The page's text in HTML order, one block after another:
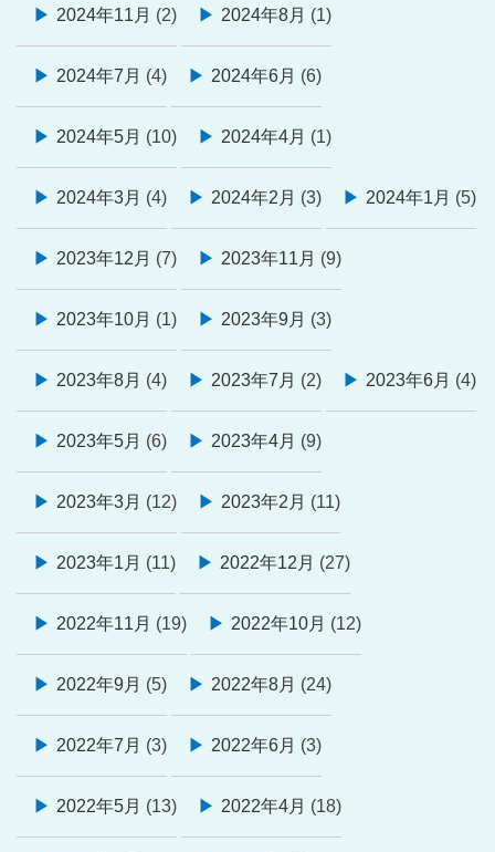
2024年11月 (2) 2024年8月 (1)
2024年7月 (4) 2024年6月 (6)
2024年5月 (10) 2024年4月 (1)
2024年3月 (4) 2024年2月 (3) 2024年1月 (5)
2023年12月 (7) 2023年11月 (9)
2023年10月 (1) 2023年9月 (3)
2023年8月 (4) 2023年7月 (2) 2023年6月 (4)
2023年5月 (6) 2023年4月 (9)
2023年3月 (12) 2023年2月 (11)
2023年1月 (11) 2022年12月 (27)
2022年11月 (19) 2022年10月 (12)
2022年9月 (5) 2022年8月 (24)
2022年7月 (3) 2022年6月 (3)
2022年5月 (13) 2022年4月 (18)